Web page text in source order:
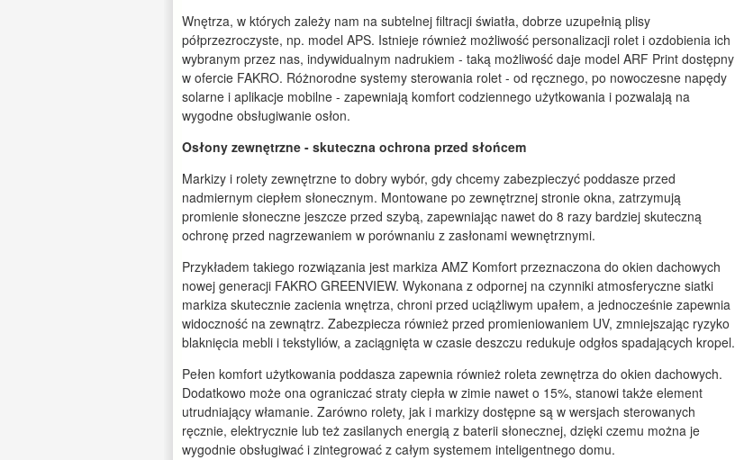
Wnętrza, w których zależy nam na subtelnej filtracji światła, dobrze uzupełnią plisy
półprzezroczyste, np. model APS. Istnieje również możliwość personalizacji rolet i ozdobienia ich
wybranym przez nas, indywidualnym nadrukiem - taką możliwość daje model ARF Print dostępny
w ofercie FAKRO. Różnorodne systemy sterowania rolet - od ręcznego, po nowoczesne napędy
solarne i aplikacje mobilne - zapewniają komfort codziennego użytkowania i pozwalają na
wygodne obsługiwanie osłon.
Osłony zewnętrzne - skuteczna ochrona przed słońcem
Markizy i rolety zewnętrzne to dobry wybór, gdy chcemy zabezpieczyć poddasze przed
nadmiernym ciepłem słonecznym. Montowane po zewnętrznej stronie okna, zatrzymują
promienie słoneczne jeszcze przed szybą, zapewniając nawet do 8 razy bardziej skuteczną
ochronę przed nagrzewaniem w porównaniu z zasłonami wewnętrznymi.
Przykładem takiego rozwiązania jest markiza AMZ Komfort przeznaczona do okien dachowych
nowej generacji FAKRO GREENVIEW. Wykonana z odpornej na czynniki atmosferyczne siatki
markiza skutecznie zacienia wnętrza, chroni przed uciążliwym upałem, a jednocześnie zapewnia
widoczność na zewnątrz. Zabezpiecza również przed promieniowaniem UV, zmniejszając ryzyko
blaknięcia mebli i tekstyliów, a zaciągnięta w czasie deszczu redukuje odgłos spadających kropel.
Pełen komfort użytkowania poddasza zapewnia również roleta zewnętrza do okien dachowych.
Dodatkowo może ona ograniczać straty ciepła w zimie nawet o 15%, stanowi także element
utrudniający włamanie. Zarówno rolety, jak i markizy dostępne są w wersjach sterowanych
ręcznie, elektrycznie lub też zasilanych energią z baterii słonecznej, dzięki czemu można je
wygodnie obsługiwać i zintegrować z całym systemem inteligentnego domu.